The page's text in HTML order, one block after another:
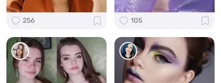
256 105